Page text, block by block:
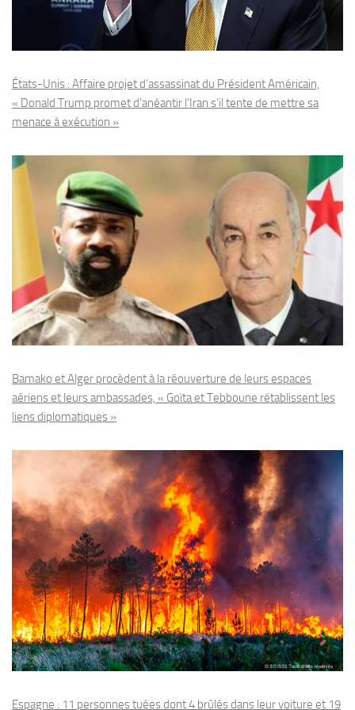
États-Unis : Affaire projet d’assassinat du Président Américain,
« Donald Trump promet d’anéantir l’Iran s’il tente de mettre sa
menace à exécution »
Bamako et Alger procèdent à la réouverture de leurs espaces
aériens et leurs ambassades, « Goïta et Tebboune rétablissent les
liens diplomatiques »
Espagne : 11 personnes tuées dont 4 brûlés dans leur voiture et 19